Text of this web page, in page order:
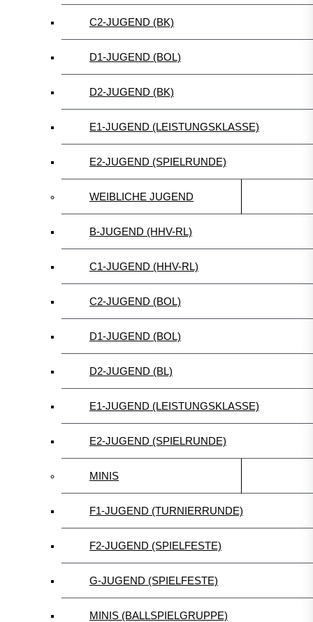
C2-JUGEND (BK)
D1-JUGEND (BOL)
D2-JUGEND (BK)
E1-JUGEND (LEISTUNGSKLASSE)
E2-JUGEND (SPIELRUNDE)
WEIBLICHE JUGEND
B-JUGEND (HHV-RL)
C1-JUGEND (HHV-RL)
C2-JUGEND (BOL)
D1-JUGEND (BOL)
D2-JUGEND (BL)
E1-JUGEND (LEISTUNGSKLASSE)
E2-JUGEND (SPIELRUNDE)
MINIS
F1-JUGEND (TURNIERRUNDE)
F2-JUGEND (SPIELFESTE)
G-JUGEND (SPIELFESTE)
MINIS (BALLSPIELGRUPPE)